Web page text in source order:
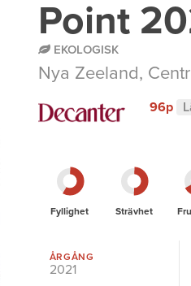
Point
EKOLOGISK
Nya Zeeland,
96p
Fyllighet Strävhet
ÅRGÅNG
2021